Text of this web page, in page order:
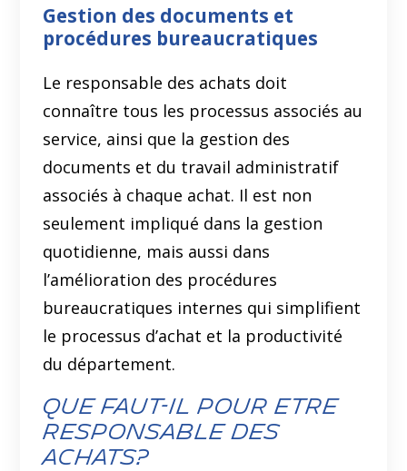
Gestion des documents et
procédures bureaucratiques
Le responsable des achats doit
connaître tous les processus associés au
service, ainsi que la gestion des
documents et du travail administratif
associés à chaque achat. Il est non
seulement impliqué dans la gestion
quotidienne, mais aussi dans
l’amélioration des procédures
bureaucratiques internes qui simplifient
le processus d’achat et la productivité
du département.
que faut-il pour etre
responsable des
achats?